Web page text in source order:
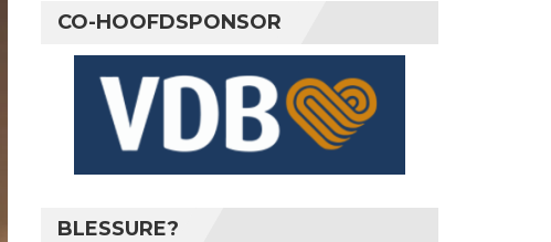
CO-HOOFDSPONSOR
BLESSURE?